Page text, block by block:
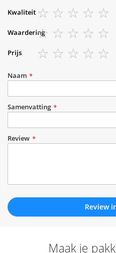
Kwaliteit
star
stars
stars
stars
stars
Waardering
star
stars
stars
stars
stars
Prijs
Naam
Samenvatting
Review
Review
Maak je